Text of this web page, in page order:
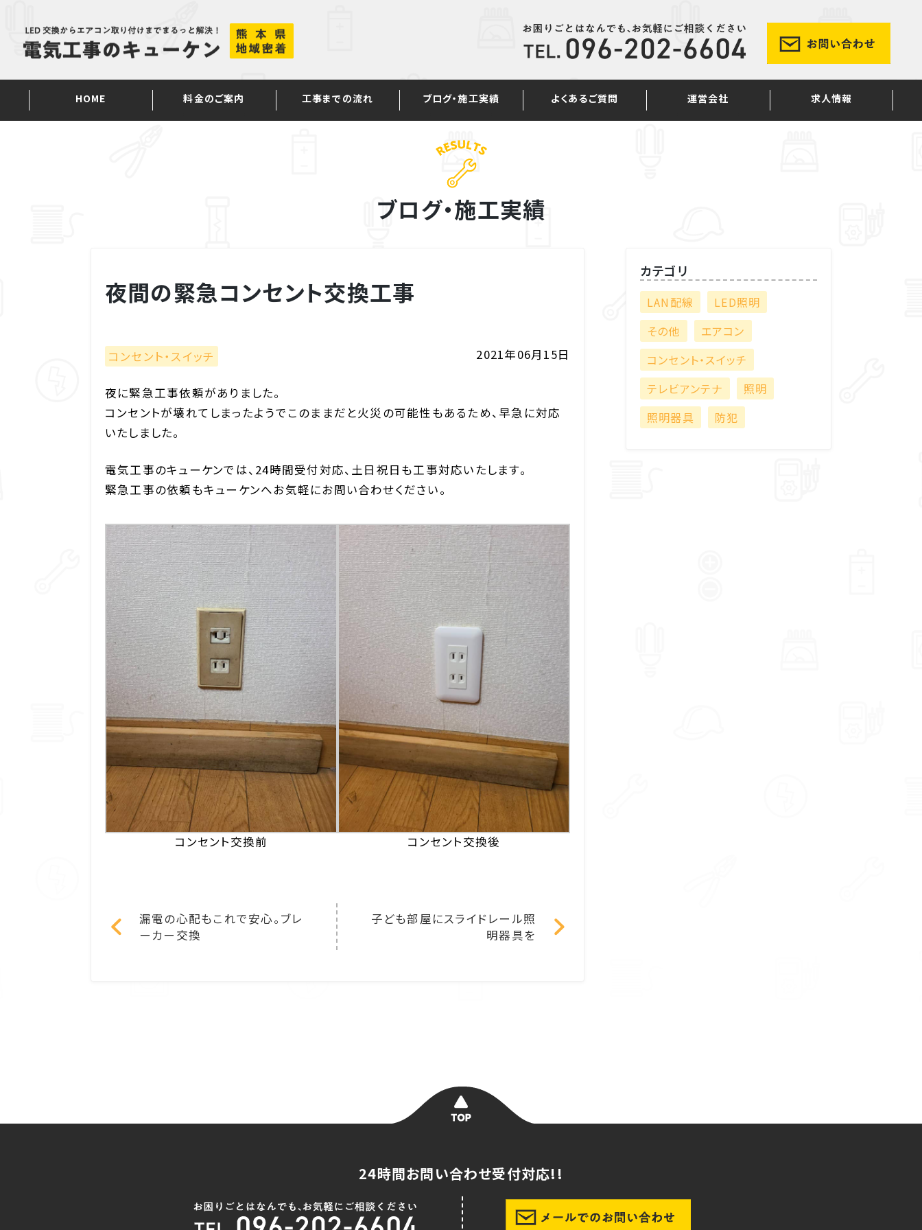
content
HOME 料金のご案内 工事までの流れ ブログ・施工実績 よくあるご質問 運営会社 求人情報
ブログ・施工実績
夜間の緊急コンセント交換工事
2021年06月15日
コンセント・スイッチ
夜に緊急工事依頼がありました。
コンセントが壊れてしまったようでこのままだと火災の可能性もあるため、早急に対応
いたしました。
電気工事のキューケンでは、24時間受付対応、土日祝日も工事対応いたします。
緊急工事の依頼もキューケンへお気軽にお問い合わせください。
コンセント交換前 コンセント交換後
漏電の心配もこれで安心。ブレ
ーカー交換
子ども部屋にスライドレール照
明器具を
カテゴリ
LAN配線
LED照明
その他
エアコン
コンセント・スイッチ
テレビアンテナ
照明
照明器具
防犯
24時間お問い合わせ受付対応!!